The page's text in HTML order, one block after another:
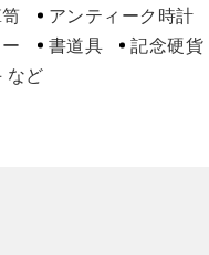
アンティーク時計
書道具
記念硬貨